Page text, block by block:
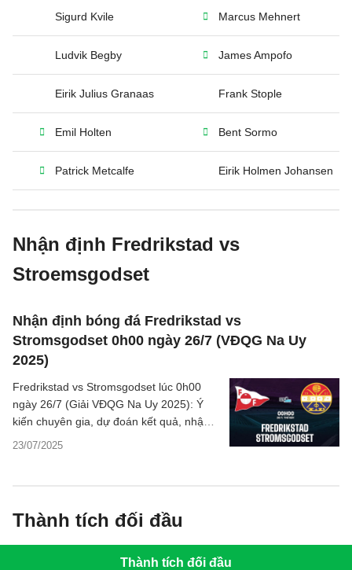
Sigurd Kvile Marcus Mehnert
Ludvik Begby James Ampofo
Eirik Julius Granaas Frank Stople
Emil Holten Bent Sormo
Patrick Metcalfe Eirik Holmen Johansen
Nhận định Fredrikstad vs
Stroemsgodset
Nhận định bóng đá Fredrikstad vs
Stromsgodset 0h00 ngày 26/7 (VĐQG Na Uy
2025)
23/07/2025
Fredrikstad vs Stromsgodset lúc 0h00
ngày 26/7 (Giải VĐQG Na Uy 2025): Ý
kiến chuyên gia, dự đoán kết quả, nhận
định - phân tích trận đấu, thống kê chi tiết
Thành tích đối đầu
Thành tích đối đầu